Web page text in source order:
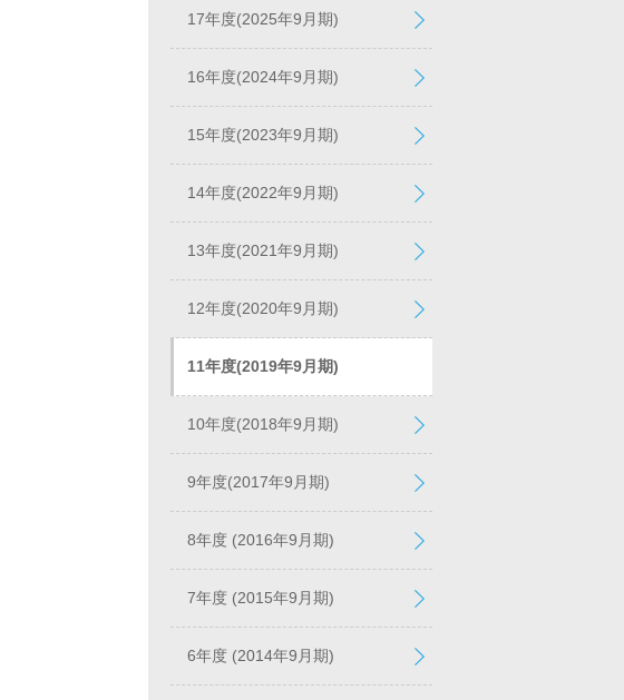
17年度(2025年9月期)
16年度(2024年9月期)
15年度(2023年9月期)
14年度(2022年9月期)
13年度(2021年9月期)
12年度(2020年9月期)
11年度(2019年9月期)
10年度(2018年9月期)
9年度(2017年9月期)
8年度 (2016年9月期)
7年度 (2015年9月期)
6年度 (2014年9月期)